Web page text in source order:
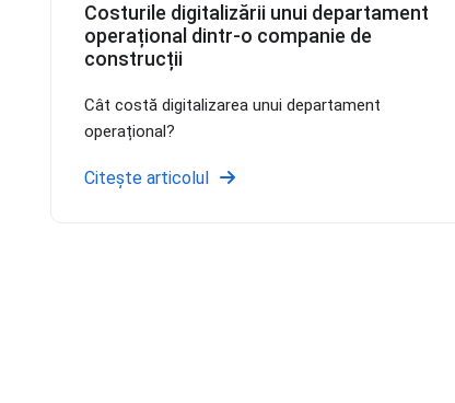
Costurile digitalizării unui departament
operațional dintr-o companie de
construcții
Cât costă digitalizarea unui departament
operațional?
Citește articolul